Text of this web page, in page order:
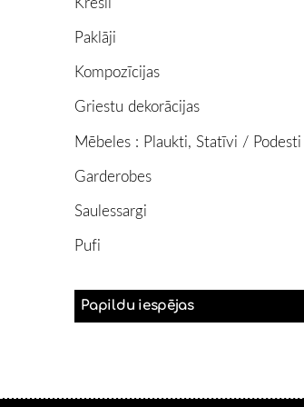
Paklāji
Kompozīcijas
Griestu dekorācijas
Mēbeles : Plaukti, Statīvi / Podesti
Garderobes
Saulessargi
Pufi
Papildu iespējas